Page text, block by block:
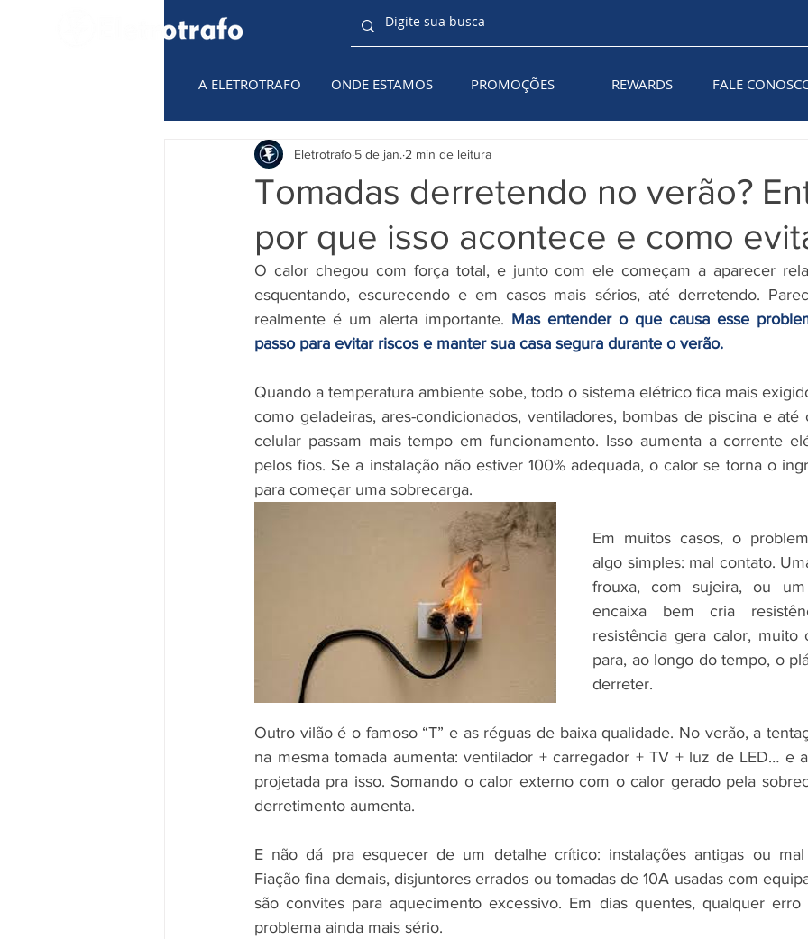
A ELETROTRAFO ONDE ESTAMOS PROMOÇÕES FALE
REWARDS
Tomadas derretendo no verão?
por que isso acontece e como
Eletrotrafo 5 de jan. 2 min de leitura
O calor chegou com força total, e junto com ele começam a aparecer
esquentando, escurecendo e em casos mais sérios, até derretendo.
realmente é um alerta importante. Mas entender o que causa esse
passo para evitar riscos e manter sua casa segura durante o verão.
Quando a temperatura ambiente sobe, todo o sistema elétrico fica mais
como geladeiras, ares-condicionados, ventiladores, bombas de piscina e até
celular passam mais tempo em funcionamento. Isso aumenta a corrente
pelos fios. Se a instalação não estiver 100% adequada, o calor se torna o
para começar uma sobrecarga.
Em muitos casos, o
algo simples: mal contato.
frouxa, com sujeira, ou
encaixa bem cria
resistência gera calor, muito
para, ao longo do tempo, o
derreter.
Outro vilão é o famoso “T” e as réguas de baixa qualidade. No verão, a
na mesma tomada aumenta: ventilador + carregador + TV + luz de LED… e
projetada pra isso. Somando o calor externo com o calor gerado pela
derretimento aumenta.
E não dá pra esquecer de um detalhe crítico: instalações antigas ou mal
Fiação fina demais, disjuntores errados ou tomadas de 10A usadas com
são convites para aquecimento excessivo. Em dias quentes, qualquer
problema ainda mais sério.